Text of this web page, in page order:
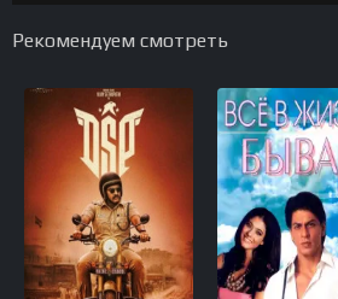
Рекомендуем смотреть